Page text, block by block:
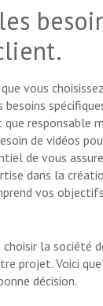
vous
responsable
de vidéos
de vous
dans la
vos
la société
projet. Voici
décision.